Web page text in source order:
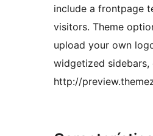
include a frontpage
visitors. Theme
upload your own
widgetized
http://